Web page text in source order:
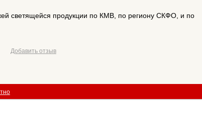
светящейся продукции по КМВ, по региону СКФО, и по
Добавить отзыв